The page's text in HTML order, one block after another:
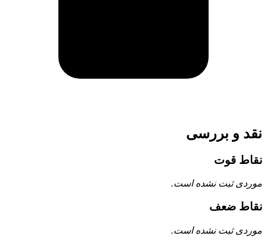
نقد و بررسی
نقاط قوت
موردی ثبت نشده است.
نقاط ضعف
موردی ثبت نشده است.